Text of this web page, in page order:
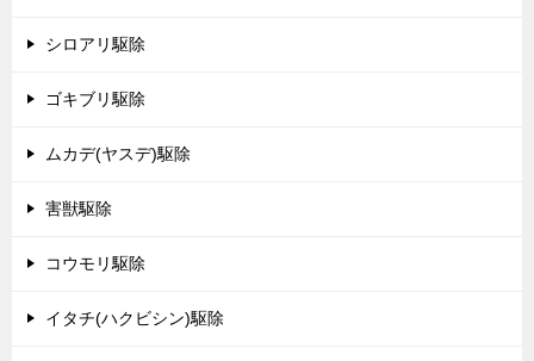
シロアリ駆除
ゴキブリ駆除
ムカデ(ヤスデ)駆除
害獣駆除
コウモリ駆除
イタチ(ハクビシン)駆除